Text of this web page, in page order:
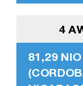
4
81,29 NIO